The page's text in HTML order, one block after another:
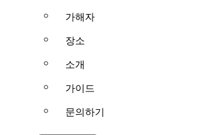
가해자
장소
소개
가이드
문의하기